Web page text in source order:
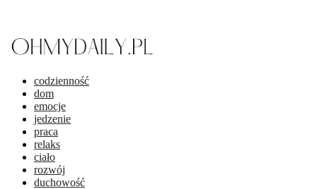
codzienność
dom
emocje
jedzenie
praca
relaks
ciało
rozwój
duchowość